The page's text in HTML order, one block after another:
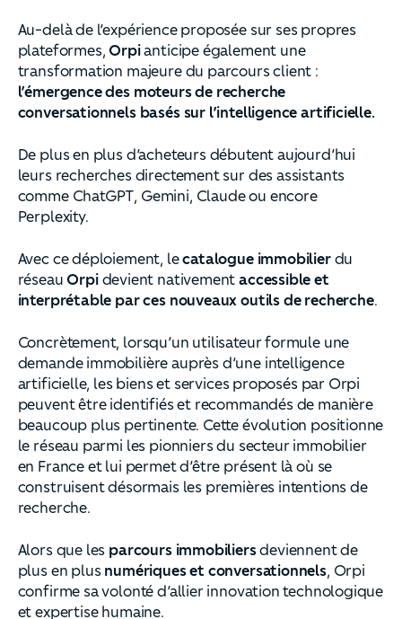
Au-delà de l’expérience proposée sur ses propres
plateformes, Orpianticipe également une
transformation majeure du parcours client :
l’émergence des moteurs de recherche
conversationnels basés sur l’intelligence artificielle.
De plus en plus d’acheteurs débutent aujourd’hui
leurs recherches directement sur des assistants
comme ChatGPT, Gemini, Claude ou encore
Perplexity.
Avec ce déploiement, lecatalogue immobilierdu
réseau Orpidevient nativementaccessible et
interprétable par ces nouveaux outils de recherche.
Concrètement, lorsqu’un utilisateur formule une
demande immobilière auprès d’une intelligence
artificielle, les biens et services proposés par Orpi
peuvent être identifiés et recommandés de manière
beaucoup plus pertinente. Cette évolution positionne
le réseau parmi les pionniers du secteur immobilier
en France et lui permet d’être présent là où se
construisent désormais les premières intentions de
recherche.
Alors que les parcours immobiliersdeviennent de
plus en plusnumériques et conversationnels, Orpi
confirme sa volonté d’allier innovation technologique
et expertise humaine.